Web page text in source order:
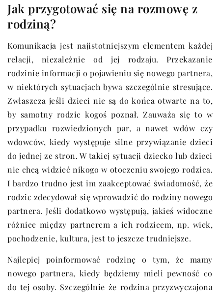
Jak przygotować się na rozmowę z
rodziną?
Komunikacja jest najistotniejszym elementem każdej
relacji, niezależnie od jej rodzaju. Przekazanie
rodzinie informacji o pojawieniu się nowego partnera,
w niektórych sytuacjach bywa szczególnie stresujące.
Zwłaszcza jeśli dzieci nie są do końca otwarte na to,
by samotny rodzic kogoś poznał. Zauważa się to w
przypadku rozwiedzionych par, a nawet wdów czy
wdowców, kiedy występuje silne przywiązanie dzieci
do jednej ze stron. W takiej sytuacji dziecko lub dzieci
nie chcą widzieć nikogo w otoczeniu swojego rodzica.
I bardzo trudno jest im zaakceptować świadomość, że
rodzic zdecydował się wprowadzić do rodziny nowego
partnera. Jeśli dodatkowo występują, jakieś widoczne
różnice między partnerem a ich rodzicem, np. wiek,
pochodzenie, kultura, jest to jeszcze trudniejsze.
Najlepiej poinformować rodzinę o tym, że mamy
nowego partnera, kiedy będziemy mieli pewność co
do tej osoby. Szczególnie że rodzina przyzwyczajona